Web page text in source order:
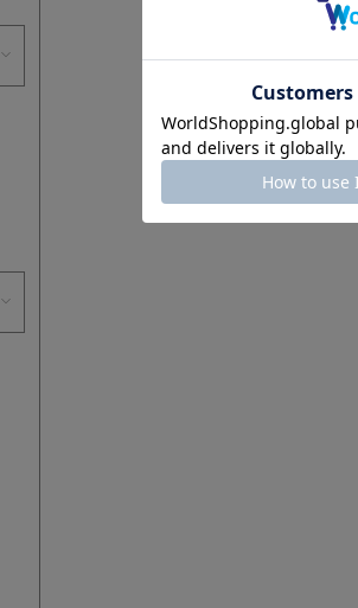
あと1点にちょうどいい！お助けプチアイテム